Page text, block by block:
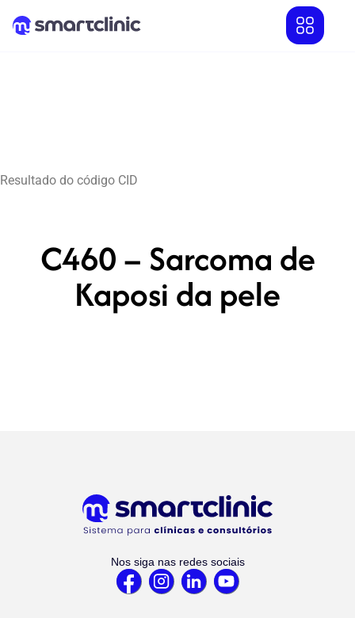
Resultado do código CID
C460 – Sarcoma de
Kaposi da pele
Nos siga nas redes sociais